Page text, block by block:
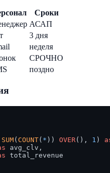
Сроки
АСАП
3 дня
неделя
СРОЧНО
поздно
SUM( COUNT( * )) OVER(), 1 )
avg_clv,